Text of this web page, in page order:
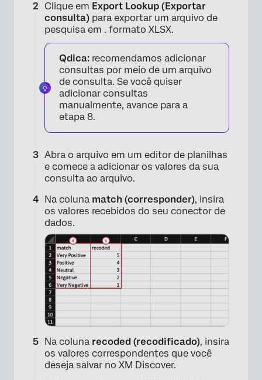
Clique em Export Lookup (Exportar
consulta) para exportar um arquivo de
pesquisa em . formato XLSX.
Qdica: recomendamos adicionar
consultas por meio de um arquivo
de consulta. Se você quiser
adicionar consultas
manualmente, avance para a
etapa 8.
Abra o arquivo em um editor de planilhas
e comece a adicionar os valores da sua
consulta ao arquivo.
Na coluna match (corresponder), insira
os valores recebidos do seu conector de
dados.
Na coluna recoded (recodificado), insira
os valores correspondentes que você
deseja salvar no XM Discover.